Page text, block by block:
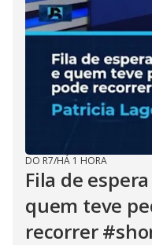
DO R7/HÁ 1 HORA
Fila de
quem teve
recorrer